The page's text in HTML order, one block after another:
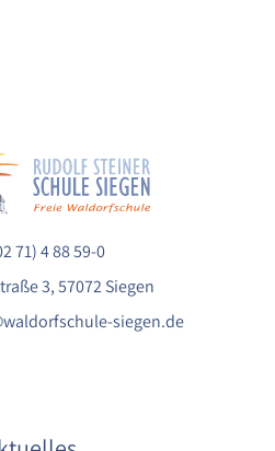
71) 4 88 59-0
3, 57072 Siegen
siegen.de
Erfassung von
mit eingebetteten
der Videoqualität